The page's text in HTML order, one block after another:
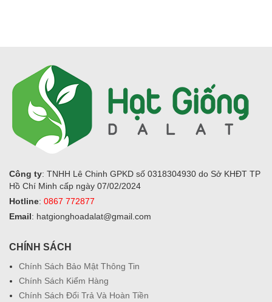
Công ty: TNHH Lê Chinh GPKD số 0318304930 do Sở KHĐT TP
Hồ Chí Minh cấp ngày 07/02/2024
Hotline: 0867 772877
Email: hatgionghoadalat@gmail.com
CHÍNH SÁCH
Chính Sách Bảo Mật Thông Tin
Chính Sách Kiểm Hàng
Chính Sách Đổi Trả Và Hoàn Tiền